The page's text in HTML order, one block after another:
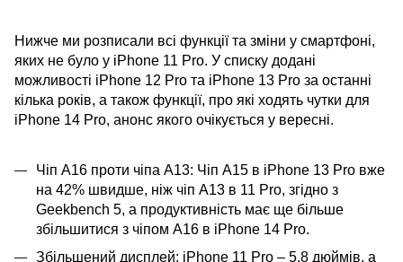
Нижче ми розписали всі функції та зміни у смартфоні,
яких не було у iPhone 11 Pro. У списку додані
можливості iPhone 12 Pro та iPhone 13 Pro за останні
кілька років, а також функції, про які ходять чутки для
iPhone 14 Pro, анонс якого очікується у вересні.
Чіп A16 проти чіпа A13: Чіп A15 в iPhone 13 Pro вже
на 42% швидше, ніж чіп A13 в 11 Pro, згідно з
Geekbench 5, а продуктивність має ще більше
збільшитися з чіпом A16 в iPhone 14 Pro.
Збільшений дисплей: iPhone 11 Pro – 5.8 дюймів, а